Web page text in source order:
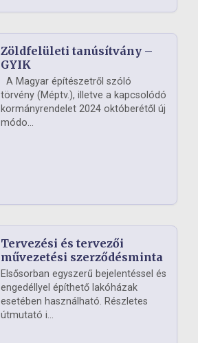
Zöldfelületi tanúsítvány –
GYIK
A Magyar építészetről szóló
törvény (Méptv.), illetve a kapcsolódó
kormányrendelet 2024 októberétől új
módo...
Tervezési és tervezői
művezetési szerződésminta
Elsősorban egyszerű bejelentéssel és
engedéllyel építhető lakóházak
esetében használható. Részletes
útmutató i...